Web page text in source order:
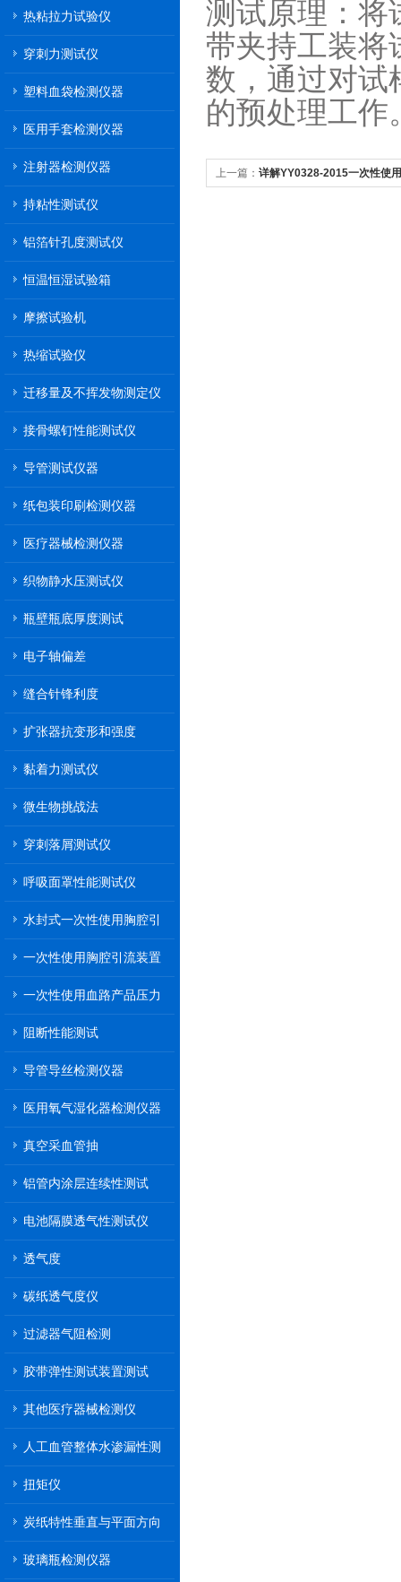
热粘拉力试验仪
穿刺力测试仪
塑料血袋检测仪器
医用手套检测仪器
注射器检测仪器
持粘性测试仪
铝箔针孔度测试仪
恒温恒湿试验箱
摩擦试验机
热缩试验仪
迁移量及不挥发物测定仪
接骨螺钉性能测试仪
导管测试仪器
纸包装印刷检测仪器
医疗器械检测仪器
织物静水压测试仪
瓶壁瓶底厚度测试
电子轴偏差
缝合针锋利度
扩张器抗变形和强度
黏着力测试仪
微生物挑战法
穿刺落屑测试仪
呼吸面罩性能测试仪
水封式一次性使用胸腔引
一次性使用胸腔引流装置
一次性使用血路产品压力
阻断性能测试
导管导丝检测仪器
医用氧气湿化器检测仪器
真空采血管抽
铝管内涂层连续性测试
电池隔膜透气性测试仪
透气度
碳纸透气度仪
过滤器气阻检测
胶带弹性测试装置测试
其他医疗器械检测仪
人工血管整体水渗漏性测
扭矩仪
炭纸特性垂直与平面方向
玻璃瓶检测仪器
测试原理：将
带夹持工装将
数，通过对试
的预处理工作
上一篇： 详解YY0328-2015一次性使